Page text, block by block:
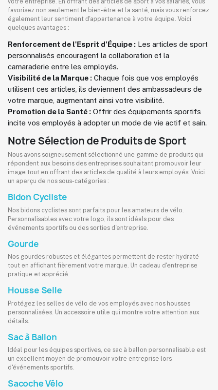
favorisez non seulement le bien-être et la santé, mais vous renforcez
également leur sentiment d'appartenance à votre équipe. Voici
quelques avantages :
Renforcement de l'Esprit d'Équipe : Les articles de sport
personnalisés encouragent la collaboration et la
camaraderie entre les employés.
Visibilité de la Marque : Chaque fois que vos employés
utilisent ces articles, ils deviennent des ambassadeurs de
votre marque, augmentant ainsi votre visibilité.
Promotion de la Santé : Offrir des équipements sportifs
incite vos employés à adopter un mode de vie actif et sain.
Notre Sélection de Produits de Sport
Nous avons soigneusement sélectionné une gamme de produits qui
répondent aux besoins des entreprises souhaitant promouvoir leur
image tout en offrant des articles de qualité à leurs employés. Voici
un aperçu de nos sous-catégories :
Bidon Cycliste
Nos bidons cyclistes sont parfaits pour les amateurs de vélo.
Personnalisables avec votre logo, ils sont idéals pour des
événements sportifs ou des sorties d'entreprise.
Gourde
Nos gourdes robustes et élégantes permettent de rester hydraté
tout en affichant fièrement votre marque. Un cadeau d'entreprise
pratique et apprécié.
Housse Selle
Protégez les selles de vélo de vos employés avec nos housses
personnalisées. Un accessoire utile qui montre votre attention aux
détails.
Sac à Ballon
Idéal pour les équipes sportives, ce sac à ballon personnalisable est
un excellent moyen de promouvoir votre entreprise lors
d'événements sportifs.
Sacoche Vélo